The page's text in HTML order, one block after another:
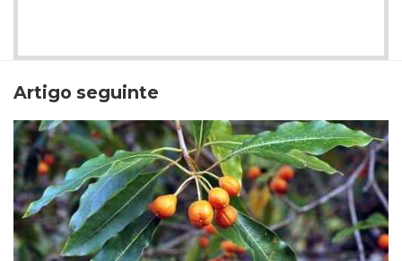
Artigo seguinte